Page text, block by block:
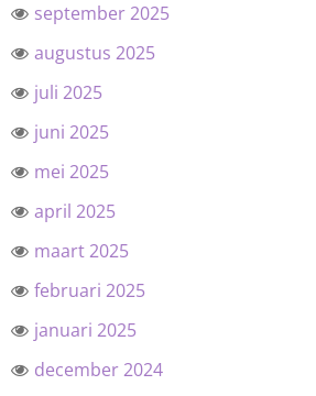
september 2025
augustus 2025
juli 2025
juni 2025
mei 2025
april 2025
maart 2025
februari 2025
januari 2025
december 2024